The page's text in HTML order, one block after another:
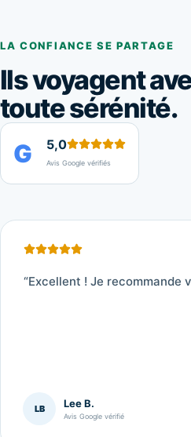
LA CONFIANCE SE PARTAGE
Ils voyagent
toute sérénité.
G 5,0
Avis Google vérifiés
“Excellent ! Je recommande
LB Lee B.
Avis Google vérifié